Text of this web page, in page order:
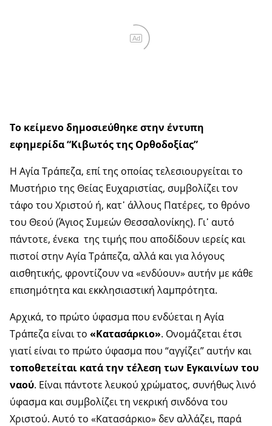
Ad
Το κείμενο δημοσιεύθηκε στην έντυπη
εφημερίδα “Κιβωτός της Ορθοδοξίας”
Η Αγία Τράπεζα, επί της οποίας τελεσιουργείται το
Μυστήριο της Θείας Ευχαριστίας, συμβολίζει τον
τάφο του Χριστού ή, κατ᾿ άλλους Πατέρες, το θρόνο
του Θεού (Άγιος Συμεών Θεσσαλονίκης). Γι᾿ αυτό
πάντοτε, ένεκα της τιμής που αποδίδουν ιερείς και
πιστοί στην Αγία Τράπεζα, αλλά και για λόγους
αισθητικής, φροντίζουν να «ενδύουν» αυτήν με κάθε
επισημότητα και εκκλησιαστική λαμπρότητα.
Αρχικά, το πρώτο ύφασμα που ενδύεται η Αγία
Τράπεζα είναι το «Κατασάρκιο». Ονομάζεται έτσι
γιατί είναι το πρώτο ύφασμα που “αγγίζει” αυτήν και
τοποθετείται κατά την τέλεση των Εγκαινίων του
ναού. Είναι πάντοτε λευκού χρώματος, συνήθως λινό
ύφασμα και συμβολίζει τη νεκρική σινδόνα του
Χριστού. Αυτό το «Κατασάρκιο» δεν αλλάζει, παρά